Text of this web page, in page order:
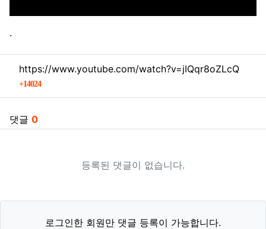
.
관련자료
https://www.youtube.com/watch?v=jIQqr8oZLcQ
14024회 연결
댓글 0
등록된 댓글이 없습니다.
로그인한 회원만 댓글 등록이 가능합니다.